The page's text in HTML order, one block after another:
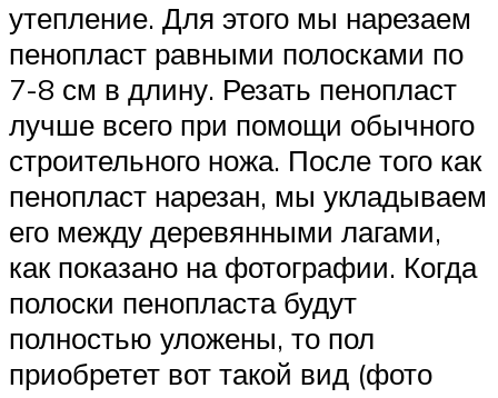
утепление. Для этого мы нарезаем
пенопласт равными полосками по
7-8 см в длину. Резать пенопласт
лучше всего при помощи обычного
строительного ножа. После того как
пенопласт нарезан, мы укладываем
его между деревянными лагами,
как показано на фотографии. Когда
полоски пенопласта будут
полностью уложены, то пол
приобретет вот такой вид (фото